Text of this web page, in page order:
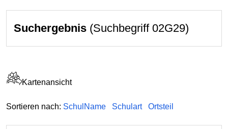
Suchergebnis (Suchbegriff 02G29)
Kartenansicht
Sortieren nach: SchulName Schulart Ortsteil